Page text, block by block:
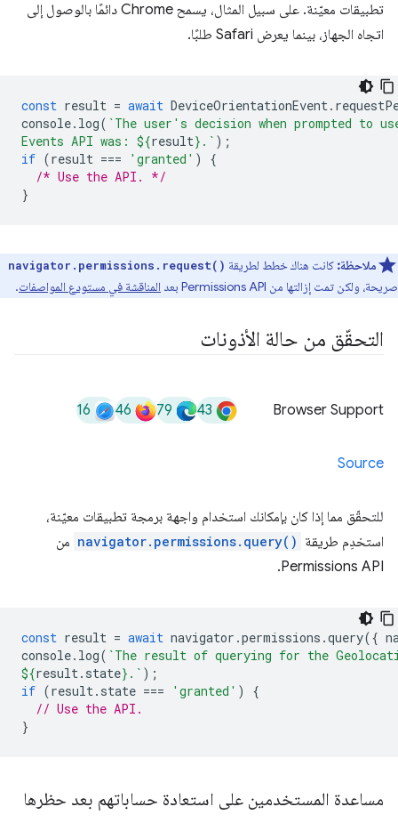
تطبيقات معيّنة. على سبيل المثال، يسمح Chrome دائمًا بالوصول إلى
اتجاه الجهاز، بينما يعرض Safari طلبًا.
const result = await DeviceOrientationEvent.
console. log( `The user's decision when prompted to
Events API was: ${result} .` );
if (result === 'granted' )
{
/* Use the API. */
}
ملاحظة: كانت هناك خطط لطريقة navigator.permissions.request()
صريحة، ولكن تمت إزالتها من Permissions API بعد المناقشة في مستودع المواصفات.
التحقّق من حالة الأذونات
Browser Support
43
79
46
16
Source
للتحقّق مما إذا كان بإمكانك استخدام واجهة برمجة تطبيقات معيّنة،
استخدِم طريقة navigator.permissions.query() من
Permissions API.
const result = await navigator .permissions .query({
console. log( `The result of querying for the
${result. state} .` );
if (result. state === 'granted' )
{
// Use the API.
}
مساعدة المستخدمين على استعادة حساباتهم بعد حظرها